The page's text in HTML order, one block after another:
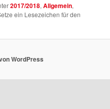
2017/2018,Allgemein,
ein Lesezeichen für den
WordPress